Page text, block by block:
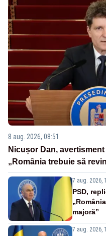
8 aug. 2026, 08:51
Nicușor Dan,
„România trebuie să
7 aug. 2026,
PSD,
majoră”
7 aug. 2026,